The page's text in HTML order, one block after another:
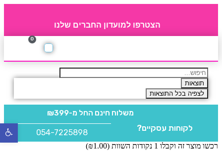
הצטרפו למועדון החברים שלנו
0
תוצאות
לצפיה בכל התוצאות
משלוח חינם החל מ-₪399
לקוחות עסקיים? 054-7225898
רכשו מוצר זה וקבלו 1 נקודות השוות ( ₪1.00
)
פתח